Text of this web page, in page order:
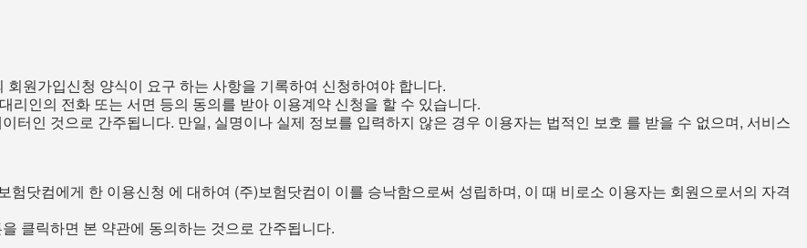
원가입신청 양식이 요구 하는 사항을 기록하여 신청하여야 합니다.
인의 전화 또는 서면 등의 동의를 받아 이용계약 신청을 할 수 있습니다.
인 것으로 간주됩니다. 만일, 실명이나 실제 정보를 입력하지 않은 경우 이용자는 법적인 보호 를 받을 수 없으며, 서비스
닷컴에게 한 이용신청 에 대하여 (주)보험닷컴이 이를 승낙함으로써 성립하며, 이 때 비로소 이용자는 회원으로서의 자격
클릭하면 본 약관에 동의하는 것으로 간주됩니다.